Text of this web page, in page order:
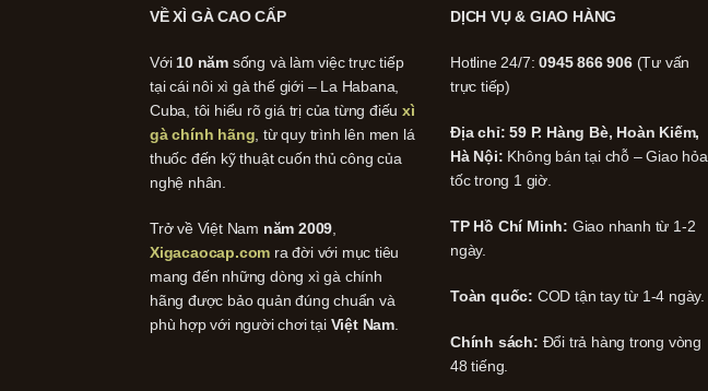
VỀ XÌ GÀ CAO CẤP
Với 10 năm sống và làm việc trực tiếp
tại cái nôi xì gà thế giới – La Habana,
Cuba, tôi hiểu rõ giá trị của từng điếuxì
gà chính hãng , từ quy trình lên men lá
thuốc đến kỹ thuật cuốn thủ công của
nghệ nhân.
Trở về Việt Nam năm 2009
Xigacaocap.com ra đời với mục tiêu
mang đến những dòng xì gà chính
hãng được bảo quản đúng chuẩn và
phù hợp với người chơi tại Việt Nam
DỊCH VỤ & GIAO HÀNG
Hotline 24/7:0945 866 906(Tư vấn
trực tiếp)
Địa chỉ: 59 P. Hàng Bè, Hoàn Kiếm,
Hà Nội: Không bán tại chỗ – Giao hỏa
tốc trong 1 giờ.
TP Hồ Chí Minh: Giao nhanh từ 1-2
ngày.
Toàn quốc: COD tận tay từ 1-4 ngày.
Chính sách: Đổi trả hàng trong vòng
48 tiếng.